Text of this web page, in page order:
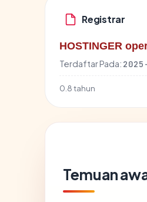
Registrar
HOSTINGER
Terdaftar Pada:
0.8 tahun
Temuan